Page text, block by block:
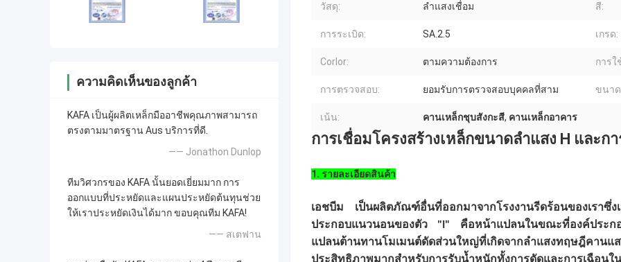
ความคิดเห็นของลูกค้า
KAFA เป็นผู้ผลิตเหล็กมืออาชีพคุณภาพสามารถ
ตรงตามมาตรฐาน Aus บริการที่ดี.
—— Jonathon Dunlop
ทีมวิศวกรของ KAFA นั้นยอดเยี่ยมมาก การ
ออกแบบที่ประหยัดและแผนประหยัดต้นทุนช่วย
ให้เราประหยัดเงินได้มาก ขอบคุณทีม KAFA!
—— สเตฟาน
วัสดุ: ลำแสงเชื่อม สี:
การระเบิด: SA.2.5 เกรด:
Corlor: ตามความต้องการ การใ
การตรวจสอบ: ยอมรับการตรวจสอบบุคคลที่สาม ขนาด
เน้น: คานเหล็กชุบสังกะสี, คานเหล็กอาคาร
การเชื่อมโครงสร้างเหล็กขนาดลำแสง H และก
1. รายละเอียดสินค้า
เอชบีม เป็นผลิตภัณฑ์อื่นที่ออกมาจากโรงงานรีดร้อนของเรา
ประกอบแนวนอนของตัว "I" คือหน้าแปลนในขณะที่องค์ประก
แปลนต้านทานโมเมนต์ดัดส่วนใหญ่ที่เกิดจากลำแสงทฤษฎี